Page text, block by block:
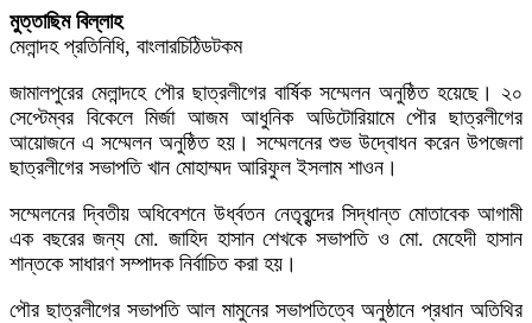
মুত্তাছিম বিল্লাহ
মেলান্দহ প্রতিনিধি, বাংলারচিঠিডটকম
জামালপুরের মেলান্দহে পৌর ছাত্রলীগের বার্ষিক সম্মেলন অনুষ্ঠিত হয়েছে। ২০
সেপ্টেম্বর বিকেলে মির্জা আজম আধুনিক অডিটোরিয়ামে পৌর ছাত্রলীগের
আয়োজনে এ সম্মেলন অনুষ্ঠিত হয়। সম্মেলনের শুভ উদ্বোধন করেন উপজেলা
ছাত্রলীগের সভাপতি খান মোহাম্মদ আরিফুল ইসলাম শাওন।
সম্মেলনের দ্বিতীয় অধিবেশনে উর্ধ্বতন নেতৃবৃন্দের সিদ্ধান্ত মোতাবেক আগামী
এক বছরের জন্য মো. জাহিদ হাসান শেখকে সভাপতি ও মো. মেহেদী হাসান
শান্তকে সাধারণ সম্পাদক নির্বাচিত করা হয়।
পৌর ছাত্রলীগের সভাপতি আল মামুনের সভাপতিত্বে অনুষ্ঠানে প্রধান অতিথির